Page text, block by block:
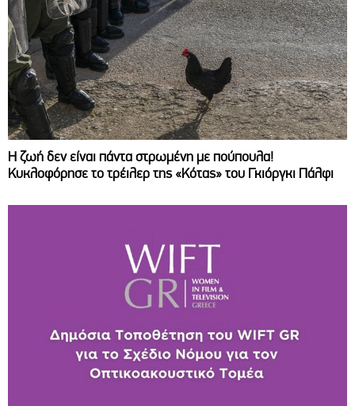
Η ζωή δεν είναι πάντα στρωμένη με πούπουλα!
Κυκλοφόρησε το τρέιλερ της «Κότας» του Γκιόργκι Πάλφι